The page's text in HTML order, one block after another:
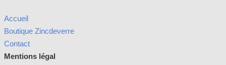
Accueil
Boutique Zincdeverre
Contact
Mentions légal